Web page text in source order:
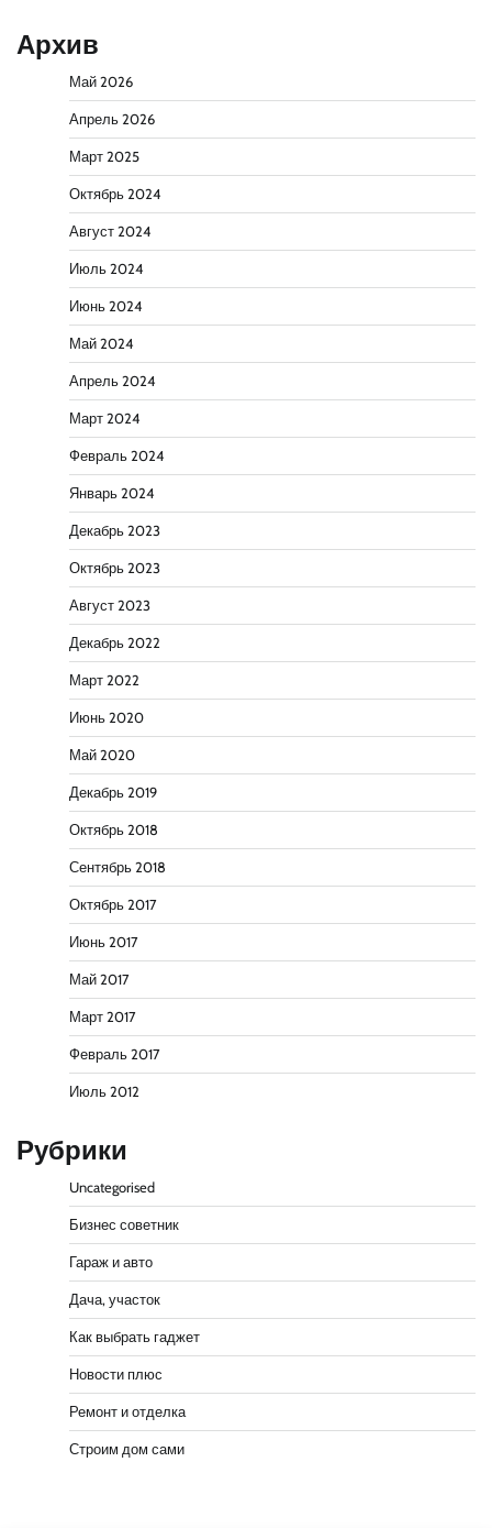
Архив
Май 2026
Апрель 2026
Март 2025
Октябрь 2024
Август 2024
Июль 2024
Июнь 2024
Май 2024
Апрель 2024
Март 2024
Февраль 2024
Январь 2024
Декабрь 2023
Октябрь 2023
Август 2023
Декабрь 2022
Март 2022
Июнь 2020
Май 2020
Декабрь 2019
Октябрь 2018
Сентябрь 2018
Октябрь 2017
Июнь 2017
Май 2017
Март 2017
Февраль 2017
Июль 2012
Рубрики
Uncategorised
Бизнес советник
Гараж и авто
Дача, участок
Как выбрать гаджет
Новости плюс
Ремонт и отделка
Строим дом сами